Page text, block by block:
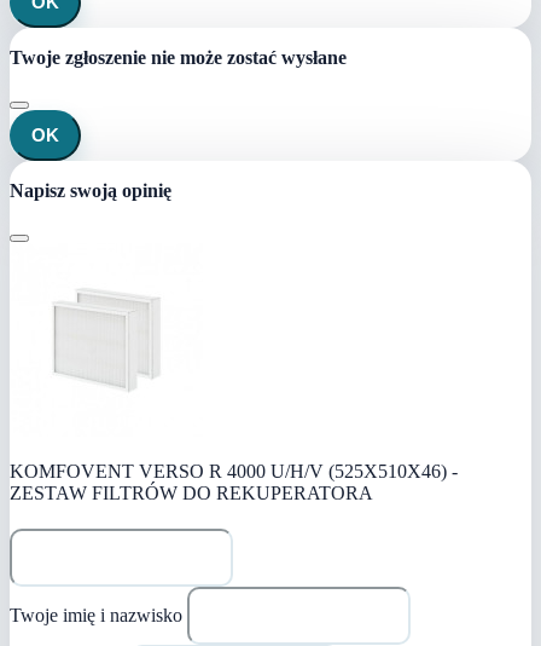
Twoje zgłoszenie nie może zostać wysłane
OK
Napisz swoją opinię
KOMFOVENT VERSO R 4000 U/H/V (525X510X46) -
ZESTAW FILTRÓW DO REKUPERATORA
Twoje imię i nazwisko